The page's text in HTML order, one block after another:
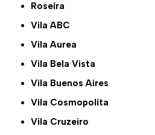
Roseira
Vila ABC
Vila Aurea
Vila Bela Vista
Vila Buenos Aires
Vila Cosmopolita
Vila Cruzeiro